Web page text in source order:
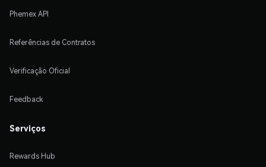
Phemex API
Referências de Contratos
Verificação Oficial
Feedback
Serviços
Rewards Hub